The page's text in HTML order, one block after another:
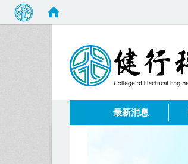
最新消息